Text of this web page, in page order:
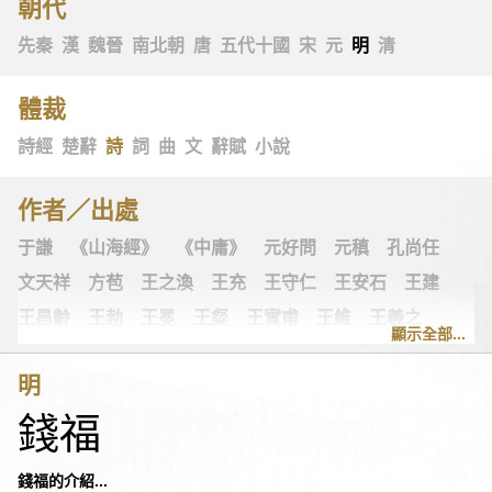
朝代
先秦 漢 魏晉 南北朝 唐 五代十國 宋 元 明 清
體裁
詩經 楚辭 詩 詞 曲 文 辭賦 小說
作者／出處
于謙 《山海經》 《中庸》 元好問 元稹
孔尚任
文天祥
方苞 王之渙 王充 王守仁 王安石
王建
王昌齡
王勃 王冕 王粲 王實甫 王維
王羲之
王翰
王觀 王讜 古詩十九首 古歌謠
史可法
司空圖
《左傳》
朱敦儒
朱慶餘
顯示全部...
明
錢福
錢福的介紹...